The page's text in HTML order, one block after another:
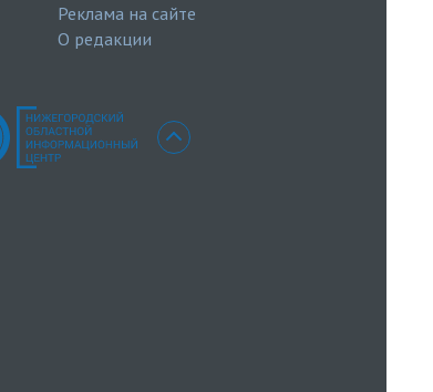
Реклама на сайте
О редакции